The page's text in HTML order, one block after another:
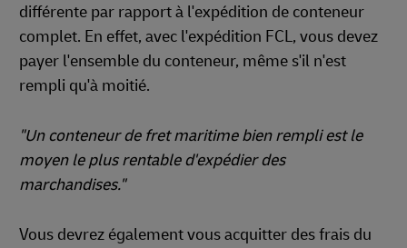
différente par rapport à l'expédition de conteneur
complet. En effet, avec l'expédition FCL, vous devez
payer l'ensemble du conteneur, même s'il n'est
rempli qu'à moitié.
"Un conteneur de fret maritime bien rempli est le
moyen le plus rentable d'expédier des
marchandises."
Vous devrez également vous acquitter des frais du